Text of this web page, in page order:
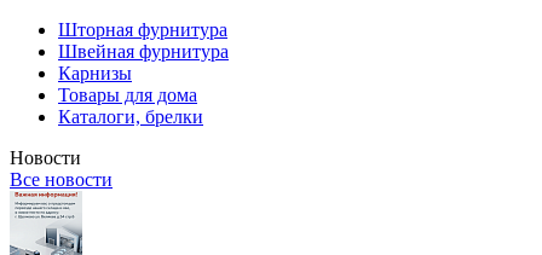
Шторная фурнитура
Швейная фурнитура
Карнизы
Товары для дома
Каталоги, брелки
Новости
Все новости